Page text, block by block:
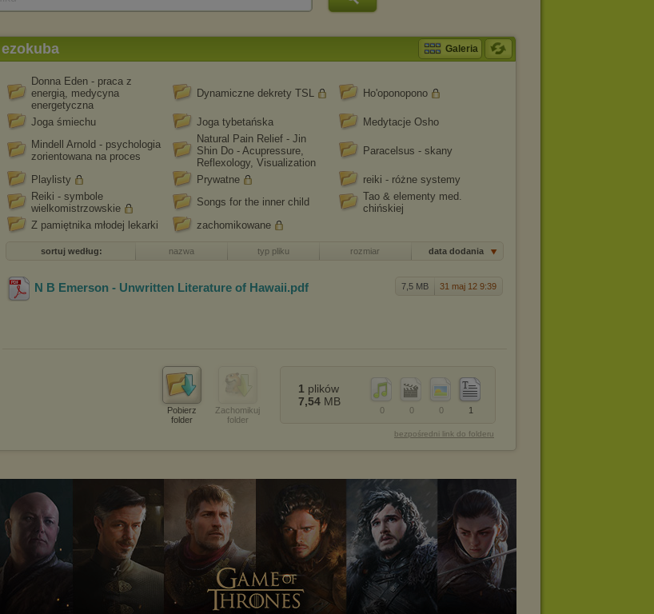
ezokuba Galeria
Donna Eden - praca z
energią, medycyna
energetyczna
Dynamiczne dekrety TSL Ho'oponopono
Joga śmiechu Joga tybetańska
Medytacje Osho
Mindell Arnold - psychologia
zorientowana na proces
Natural Pain Relief - Jin
Shin Do - Acupressure,
Reflexology, Visualization
Paracelsus - skany
Playlisty Prywatne
reiki - różne systemy
Reiki - symbole
wielkomistrzowskie
Songs for the inner child
Tao & elementy med.
chińskiej
Z pamiętnika młodej lekarki
zachomikowane
sortuj według: nazwa typ pliku rozmiar data dodania
7,5 MB 31 maj 12 9:39
N B Emerson - Unwritten Literature of Hawaii.pdf
Pobierz
folder
Zachomikuj
folder
1
0
0
0
1 plików
7,54 MB
bezpośredni link do folderu